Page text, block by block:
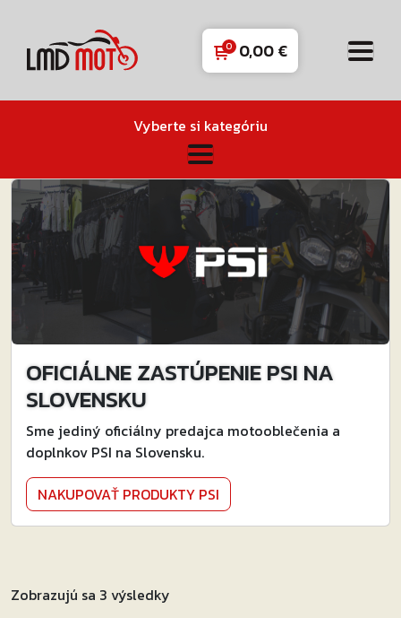
0,00€
Vyberte si kategóriu
OFICIÁLNE ZASTÚPENIE PSI NA
SLOVENSKU
Sme jediný oficiálny predajca motooblečenia a
doplnkov PSI na Slovensku.
NAKUPOVAŤ PRODUKTY PSI
Zobrazujú sa 3 výsledky